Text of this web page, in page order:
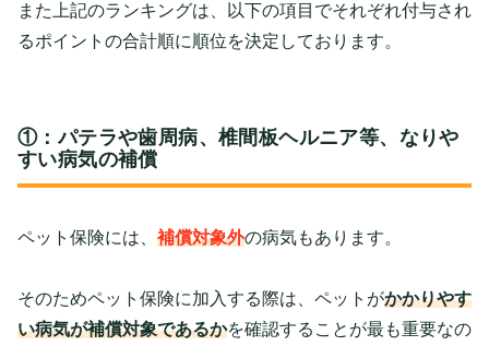
また上記のランキングは、以下の項目でそれぞれ付与され
るポイントの合計順に順位を決定しております。
①：パテラや歯周病、椎間板ヘルニア等、なりや
すい病気の補償
ペット保険には、 補償対象外の病気もあります。
そのためペット保険に加入する際は、ペットがかかりやす
い病気が補償対象であるかを確認することが最も重要なの